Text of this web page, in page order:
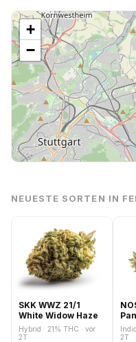
+
−
NEUESTE SORTEN IN
SKK WWZ 21/1
White Widow Haze
Hybrid · 21% THC · vor
2T
2T